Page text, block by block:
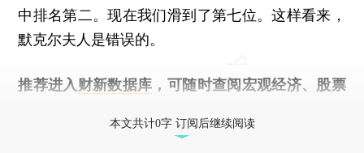
中排名第二。现在我们滑到了第七位。这样看来，
默克尔夫人是错误的。
推荐进入 财新数据库 ，可随时查阅宏观经济、股票
本文共计0字 订阅后继续阅读